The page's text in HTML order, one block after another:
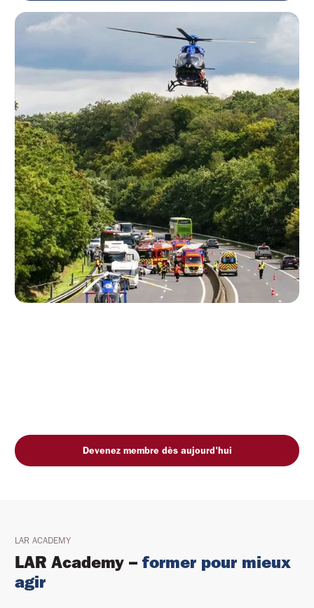
Devenez membre dès aujourd'hui
LAR ACADEMY
LAR Academy – former pour mieux
agir